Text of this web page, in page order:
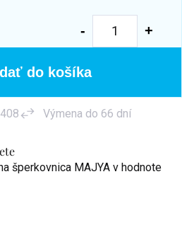
šperkovnica MAJYA v hodnote
do košíka
Výmena do 66 dní